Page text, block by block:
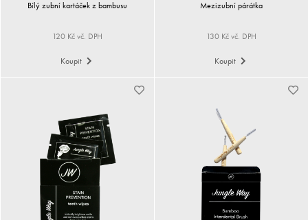
Bílý zubní kartáček z bambusu
120 Kč vč. DPH
Koupit
Mezizubní párátka
130 Kč vč. DPH
Koupit